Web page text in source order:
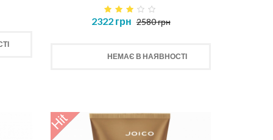
2322 грн 2580 грн
НЕМАЄ В НАЯВНОСТІ